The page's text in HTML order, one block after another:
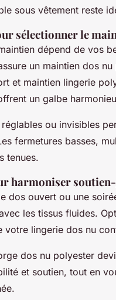
sous vêtement reste
sélectionner le
dépend de vos
un maintien dos
et maintien lingerie
un galbe
ou invisibles
fermetures basses,
tenues.
harmoniser
dos ouvert ou une
les tissus fluides.
votre lingerie dos nu
dos nu polyester
et soutien, tout en